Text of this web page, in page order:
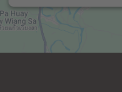
ab 4,20 EUR
( inkl. 7 % MwSt. zzgl.